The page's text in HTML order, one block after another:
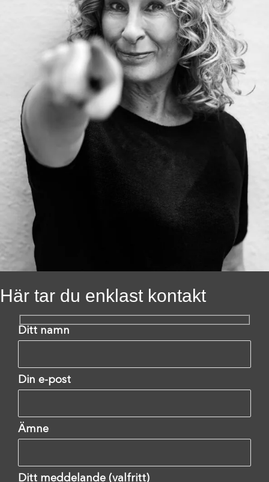
Här tar du enklast kontakt
Ditt namn
Din e-post
Ämne
Ditt meddelande (valfritt)